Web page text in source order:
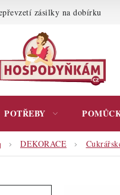
zásilky na dobírku
POTŘEBY
DomůDEKORACE